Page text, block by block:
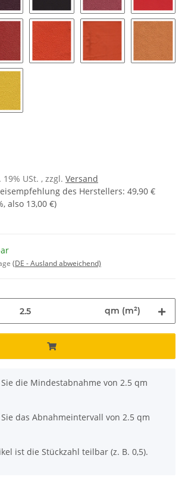
4600 - beere4650 - purple4700 - himbeere
4750 -
11
4850 - classicrot
19% USt. , zzgl. Versand
des Herstellers: 49,90 €
, also 13,00 €)
(DE - Ausland abweichend)
qm (m²)
die Mindestabnahme von 2.5 qm
das Abnahmeintervall von 2.5 qm
ist die Stückzahl teilbar (z. B. 0,5).